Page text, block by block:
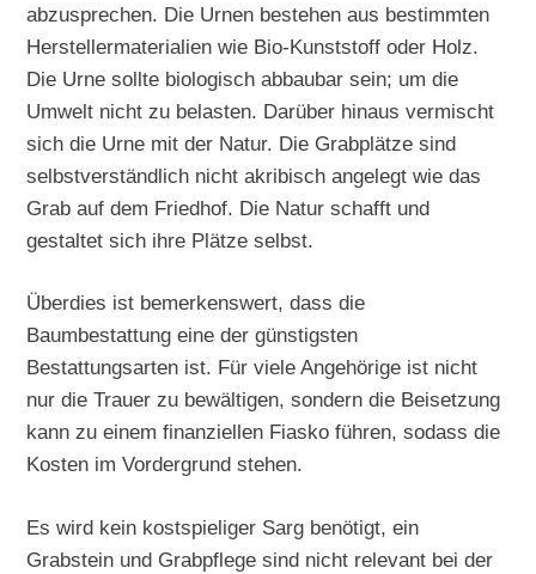
abzusprechen. Die Urnen bestehen aus bestimmten
Herstellermaterialien wie Bio-Kunststoff oder Holz.
Die Urne sollte biologisch abbaubar sein; um die
Umwelt nicht zu belasten. Darüber hinaus vermischt
sich die Urne mit der Natur. Die Grabplätze sind
selbstverständlich nicht akribisch angelegt wie das
Grab auf dem Friedhof. Die Natur schafft und
gestaltet sich ihre Plätze selbst.
Überdies ist bemerkenswert, dass die
Baumbestattung eine der günstigsten
Bestattungsarten ist. Für viele Angehörige ist nicht
nur die Trauer zu bewältigen, sondern die Beisetzung
kann zu einem finanziellen Fiasko führen, sodass die
Kosten im Vordergrund stehen.
Es wird kein kostspieliger Sarg benötigt, ein
Grabstein und Grabpflege sind nicht relevant bei der